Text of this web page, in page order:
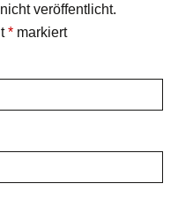
veröffentlicht.
*markiert